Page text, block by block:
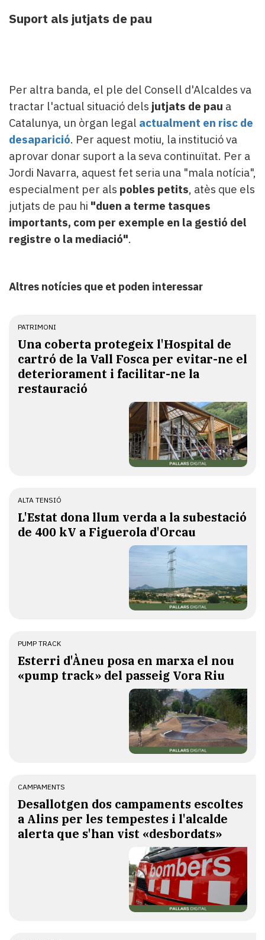
Suport als jutjats de pau
Per altra banda, el ple del Consell d'Alcaldes va
tractar l'actual situació dels jutjats de pau a
Catalunya, un òrgan legal actualment en risc de
desaparició. Per aquest motiu, la institució va
aprovar donar suport a la seva continuïtat. Per a
Jordi Navarra, aquest fet seria una "mala notícia",
especialment per als pobles petits, atès que els
jutjats de pau hi "duen a terme tasques
importants, com per exemple en la gestió del
registre o la mediació".
Altres notícies que et poden interessar
PATRIMONI
Una coberta protegeix l'Hospital de
cartró de la Vall Fosca per evitar-ne el
deteriorament i facilitar-ne la
restauració
ALTA TENSIÓ
L'Estat dona llum verda a la subestació
de 400 kV a Figuerola d'Orcau
PUMP TRACK
Esterri d'Àneu posa en marxa el nou
«pump track» del passeig Vora Riu
CAMPAMENTS
​Desallotgen dos campaments escoltes
a Alins per les tempestes i l'alcalde
alerta que s'han vist «desbordats»